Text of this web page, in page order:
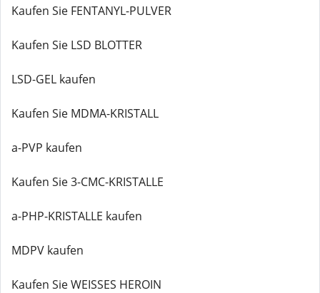
Kaufen Sie FENTANYL-PULVER
Kaufen Sie LSD BLOTTER
LSD-GEL kaufen
Kaufen Sie MDMA-KRISTALL
a-PVP kaufen
Kaufen Sie 3-CMC-KRISTALLE
a-PHP-KRISTALLE kaufen
MDPV kaufen
Kaufen Sie WEISSES HEROIN